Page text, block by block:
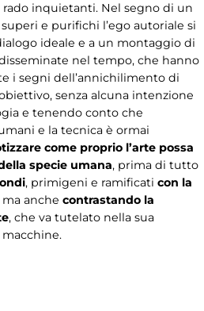
inquietanti. Nel segno di un
e purifichi l’ego autoriale si
ideale e a un montaggio di
nel tempo, che hanno
i segni dell’annichilimento di
senza alcuna intenzione
e tenendo conto che
e la tecnica è ormai
come proprio l’arte possa
specie umana, prima di tutto
, primigeni e ramificati con la
ma anche contrastando la
, che va tutelato nella sua